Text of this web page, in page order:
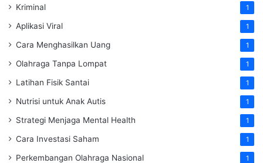
Kriminal 1
Aplikasi Viral 1
Cara Menghasilkan Uang 1
Olahraga Tanpa Lompat 1
Latihan Fisik Santai 1
Nutrisi untuk Anak Autis 1
Strategi Menjaga Mental Health 1
Cara Investasi Saham 1
Perkembangan Olahraga Nasional 1